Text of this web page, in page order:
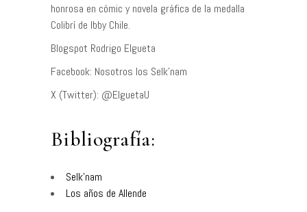
honrosa en cómic y novela gráfica de la medalla
Colibrí de Ibby Chile.
Blogspot Rodrigo Elgueta
Facebook: Nosotros los Selk’nam
X (Twitter): @ElguetaU
Bibliografía:
Selk’nam
Los años de Allende